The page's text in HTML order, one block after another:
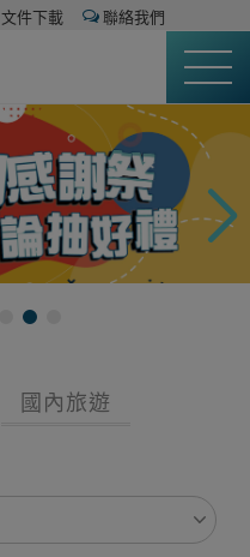
文件下載 聯絡我們
國內旅遊